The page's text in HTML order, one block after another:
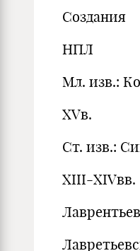
Создания
НПЛ
Мл. изв.:
XVв.
Ст. изв.:
XIII-XIVвв.